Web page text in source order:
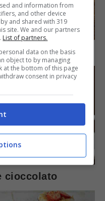
al latte
cioccolato
and information from
and other device
and shared with 319
site. We and our partners
List of partners.
data on the basis
object to by managing
at the bottom of this page
consent in privacy